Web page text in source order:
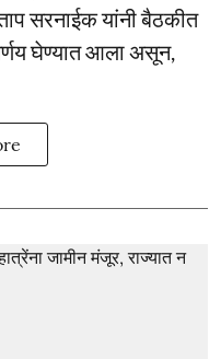
सरनाईक यांनी बैठकीत
घेण्यात आला असून,